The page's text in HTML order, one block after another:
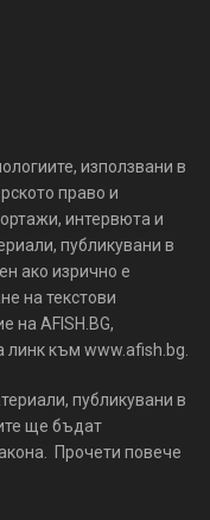
използвани в
право и
интервюта и
публикувани в
ако изрично е
на текстови
на AFISH.BG,
линк към www.afish.bg.
публикувани в
ще бъдат
Прочети повече